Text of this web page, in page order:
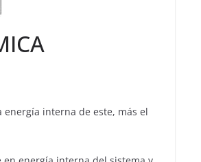
interna de este, más el